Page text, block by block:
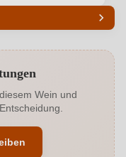
13,5 %
Enthält Sulfite
Robert Parker, Tim Atkin
Wein und